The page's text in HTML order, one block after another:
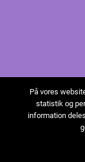
På vores
statistik og
information